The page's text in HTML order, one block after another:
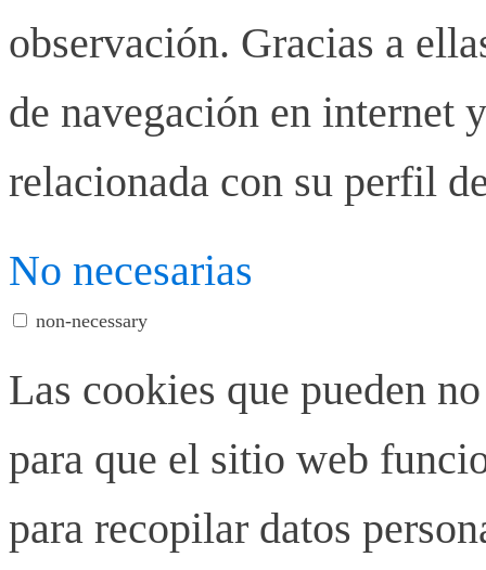
observación. Gracias a
de navegación en internet
relacionada con su perfil
No necesarias
non-necessary
Las cookies que pueden
para que el sitio web
para recopilar datos